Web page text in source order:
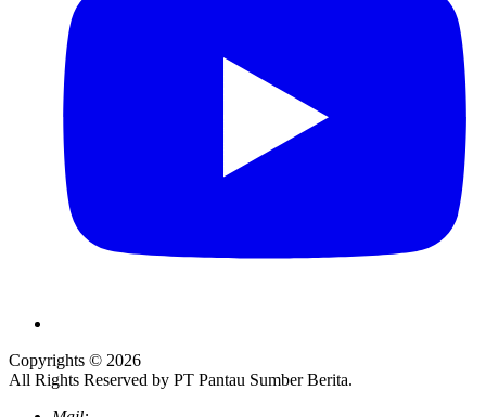
Copyrights © 2026
All Rights Reserved by PT Pantau Sumber Berita.